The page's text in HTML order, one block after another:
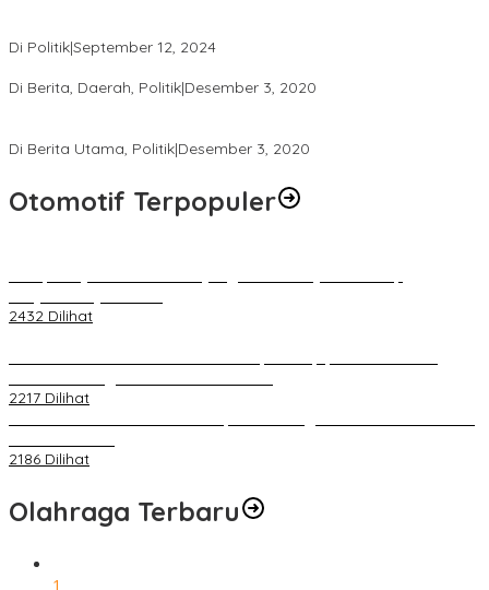
Di Politik|September 12, 2024
Di Berita, Daerah, Politik|Desember 3, 2020
Di Berita Utama, Politik|Desember 3, 2020
Otomotif Terpopuler
2432 Dilihat
2217 Dilihat
2186 Dilihat
Olahraga Terbaru
1